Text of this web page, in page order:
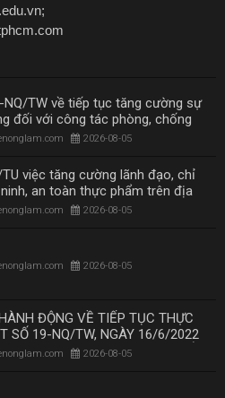
NQ/TW về tiếp tục tăng cường sự
đối với công tác phòng, chống
tiêu cực trong giai đoạn mới
2026-08-05
việc tăng cường lãnh đạo, chỉ
an toàn thực phẩm trên địa
Chí Minh
2026-08-05
2026-08-05
ĐỘNG VỀ TIẾP TỤC THỰC
SỐ 19-NQ/TW, NGÀY 16/6/2022
TRUNG ƯƠNG KHÓA XIII VỀ
2026-08-05